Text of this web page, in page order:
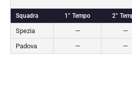
Squadra 1° Tempo 2°
Spezia — —
Padova
— —